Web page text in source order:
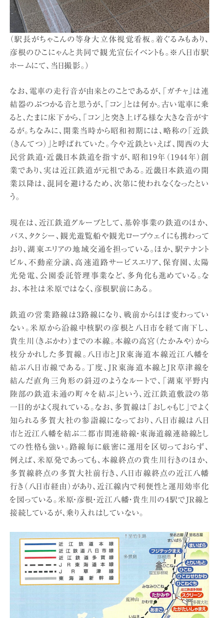
（駅長がちゃこんの等身大立体視覚看板。着ぐるみもあり、
彦根のひこにゃんと共同で観光宣伝イベントも。※八日市駅
ホームにて、当日撮影。）
なお、電車の走行音が由来とのことであるが、「ガチャ」は連
結器のぶつかる音と思うが、「コン」とは何か。古い電車に乗
ると、たまに床下から、「コン」と突き上げる様な大きな音がす
るが。ちなみに、開業当時から昭和初期には、略称の「近鉄
（きんてつ）」と呼ばれていた。今や近鉄といえば、関西の大
民営鉄道・近畿日本鉄道を指すが、昭和19年（1944年）創
業であり、実は近江鉄道が元祖である。近畿日本鉄道の開
業以降は、混同を避けるため、次第に使われなくなったとい
う。
現在は、近江鉄道グループとして、基幹事業の鉄道のほか、
バス、タクシー、観光遊覧船や観光ロープウェイにも携わって
おり、湖東エリアの地域交通を担っている。ほか、駅テナント
ビル、不動産分譲、高速道路サービスエリア、保育園、太陽
光発電、公園委託管理事業など、多角化も進めている。な
お、本社は米原ではなく、彦根駅前にある。
鉄道の営業路線は3路線になり、戦前からほぼ変わってい
ない。米原から沿線中核駅の彦根と八日市を経て南下し、
貴生川（きぶかわ）までの本線。本線の高宮（たかみや）から
枝分かれした多賀線。八日市とJR東海道本線近江八幡を
結ぶ八日市線である。丁度、JR東海道本線とJR草津線を
結んだ直角三角形の斜辺のようなルートで、「湖東平野内
陸部の鉄道未通の町々を結ぶ」という、近江鉄道敷設の第
一目的がよく現れている。なお、多賀線は「おしゃもじ」でよく
知られる多賀大社の参詣線になっており、八日市線は八日
市と近江八幡を結ぶ二都市間連絡線・東海道線連絡線とし
ての性格も強い。路線毎に厳密に運用を区切っておらず、
例えば、米原発であっても、本線終点の貴生川行きのほか、
多賀線終点の多賀大社前行き、八日市線終点の近江八幡
行き（八日市経由）があり、近江線内で利便性と運用効率化
を図っている。米原・彦根・近江八幡・貴生川の4駅でJR線と
接続しているが、乗り入れはしていない。